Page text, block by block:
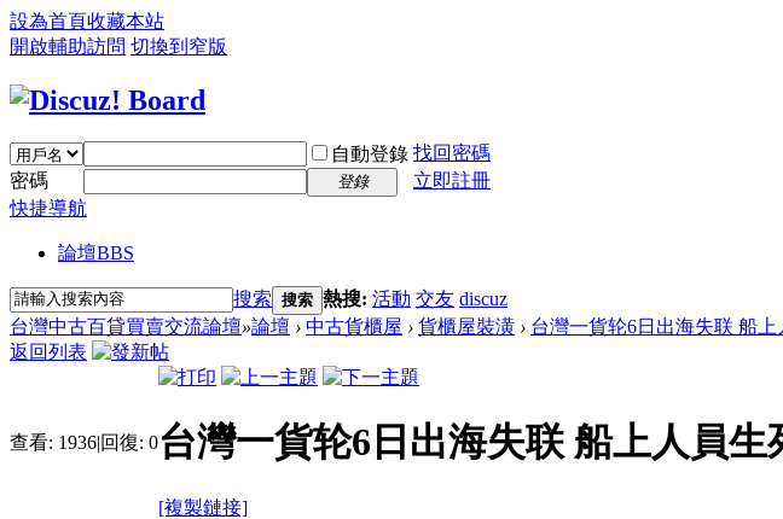
設為首頁收藏本站
開啟輔助訪問 切換到窄版
自動登錄 找回密碼
密碼
登錄
立即註冊
快捷導航
論壇BBS
搜索 搜索 熱搜: 活動 交友 discuz
台灣中古百貸買賣交流論壇»論壇 › 中古貨櫃屋 › 貨櫃屋裝潢 › 台灣一貨轮6日出海失联 船上
返回列表
查看: 1936|回復: 0台灣一貨轮6日出海失联 船上人員生
[複製鏈接]